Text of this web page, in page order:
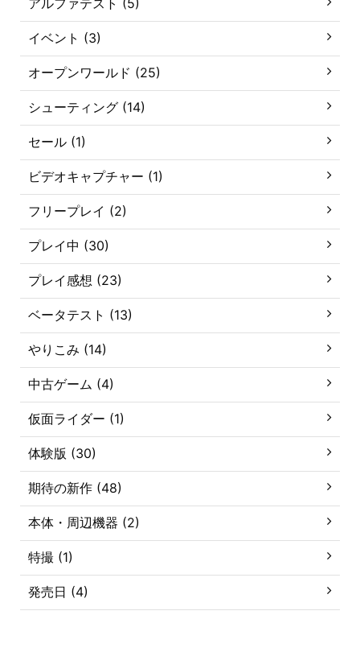
アルファテスト (5)
イベント (3)
オープンワールド (25)
シューティング (14)
セール (1)
ビデオキャプチャー (1)
フリープレイ (2)
プレイ中 (30)
プレイ感想 (23)
ベータテスト (13)
やりこみ (14)
中古ゲーム (4)
仮面ライダー (1)
体験版 (30)
期待の新作 (48)
本体・周辺機器 (2)
特撮 (1)
発売日 (4)